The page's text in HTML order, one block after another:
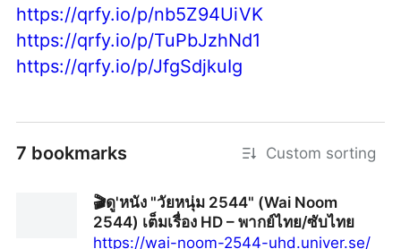
https://qrfy.io/p/nb5Z94UiVK
https://qrfy.io/p/TuPbJzhNd1
https://qrfy.io/p/JfgSdjkuIg
7 bookmarks Custom sorting
🎬ดู'หนัง "วัยหนุ่ม 2544" (Wai Noom
2544) เต็มเรื่อง HD – พากย์ไทย/ซับไทย
https://wai-noom-2544-uhd.univer.se/